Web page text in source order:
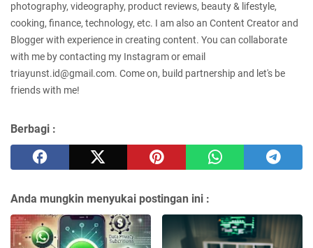
photography, videography, product reviews, beauty & lifestyle,
cooking, finance, technology, etc. I am also an Content Creator and
Blogger with experience in creating content. You can collaborate
with me by contacting my Instagram or email
triayunst.id@gmail.com. Come on, build partnership and let's be
friends with me!
Berbagi :
Anda mungkin menyukai postingan ini :